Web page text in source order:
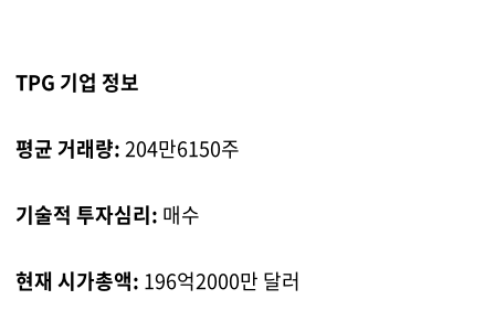
TPG 기업 정보
평균 거래량:204만6150주
기술적 투자심리: 매수
현재 시가총액: 196억2000만 달러